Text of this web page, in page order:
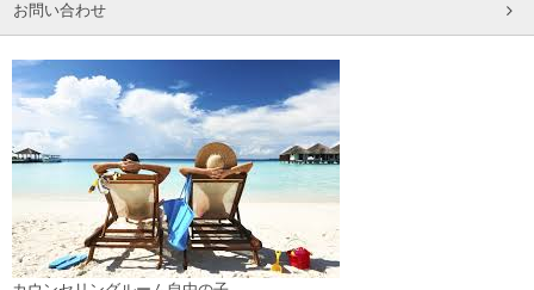
お問い合わせ